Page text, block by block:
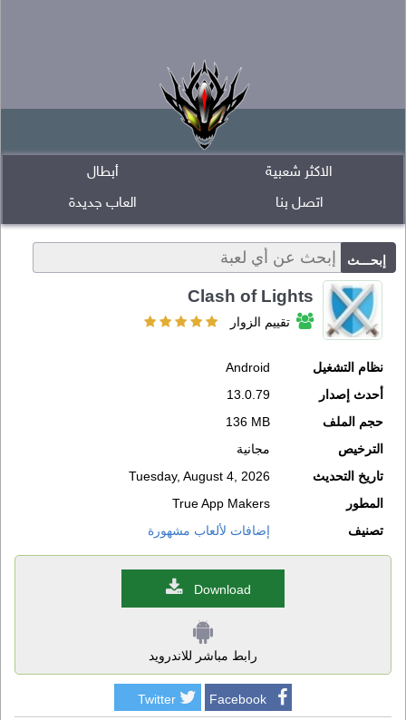
أبطال
الاكثر شعبية
العاب جديدة
اتصل بنا
Clash of Lights
تقييم الزوار
نظام التشغيل
Android
أحدث إصدار
13.0.79
حجم الملف
136 MB
الترخيص
مجانية
تاريخ التحديث
Tuesday, August 4, 2026
المطور
True App Makers
تصنيف
إضافات لألعاب مشهورة
Download
رابط مباشر للاندرويد
Facebook
Twitter